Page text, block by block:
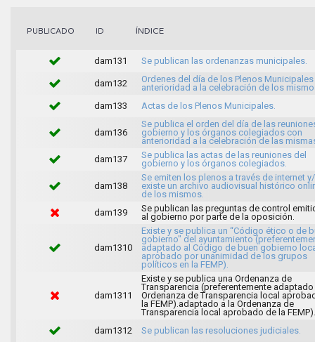
PUBLICADO ID ÍNDICE
dam131 Se publican las ordenanzas municipales.
dam132
Ordenes del día de los Plenos
anterioridad a la celebración de los
dam133
Actas de los Plenos Municipales.
dam136
Se publica el orden del día de las
gobierno y los órganos colegiados con
anterioridad a la celebración de las
dam137
Se publica las actas de las reuniones del
gobierno y los órganos colegiados.
dam138
Se emiten los plenos a través de internet
existe un archivo audiovisual histórico
de los mismos.
dam139
Se publican las preguntas de control
al gobierno por parte de la oposición.
dam1310
Existe y se publica un “Código ético o de
gobierno" del ayuntamiento
adaptado al Código de buen gobierno
aprobado por unanimidad de los grupos
políticos en la FEMP).
dam1311
Existe y se publica una Ordenanza de
Transparencia (preferentemente adaptado
Ordenanza de Transparencia local
la FEMP).adaptado a la Ordenanza de
Transparencia local aprobado de la FEMP).
dam1312
Se publican las resoluciones judiciales.